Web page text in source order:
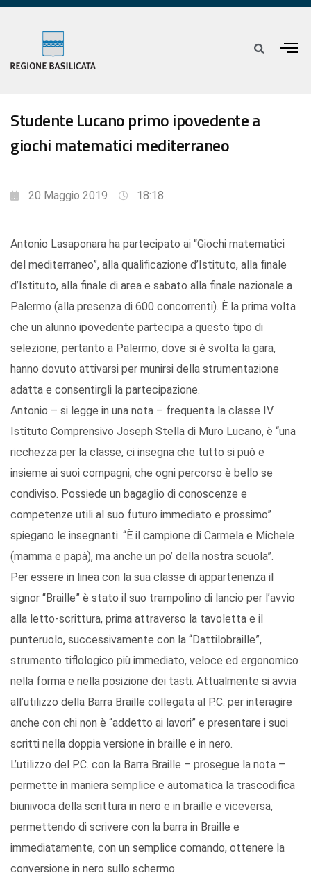
Studente Lucano primo ipovedente a
giochi matematici mediterraneo
20 Maggio 2019 18:18
Antonio Lasaponara ha partecipato ai “Giochi matematici
del mediterraneo”, alla qualificazione d’Istituto, alla finale
d’Istituto, alla finale di area e sabato alla finale nazionale a
Palermo (alla presenza di 600 concorrenti). È la prima volta
che un alunno ipovedente partecipa a questo tipo di
selezione, pertanto a Palermo, dove si è svolta la gara,
hanno dovuto attivarsi per munirsi della strumentazione
adatta e consentirgli la partecipazione.
Antonio – si legge in una nota – frequenta la classe IV
Istituto Comprensivo Joseph Stella di Muro Lucano, è “una
ricchezza per la classe, ci insegna che tutto si può e
insieme ai suoi compagni, che ogni percorso è bello se
condiviso. Possiede un bagaglio di conoscenze e
competenze utili al suo futuro immediato e prossimo”
spiegano le insegnanti. “È il campione di Carmela e Michele
(mamma e papà), ma anche un po’ della nostra scuola”.
Per essere in linea con la sua classe di appartenenza il
signor “Braille” è stato il suo trampolino di lancio per l’avvio
alla letto-scrittura, prima attraverso la tavoletta e il
punteruolo, successivamente con la “Dattilobraille”,
strumento tiflologico più immediato, veloce ed ergonomico
nella forma e nella posizione dei tasti. Attualmente si avvia
all’utilizzo della Barra Braille collegata al P.C. per interagire
anche con chi non è “addetto ai lavori” e presentare i suoi
scritti nella doppia versione in braille e in nero.
L’utilizzo del P.C. con la Barra Braille – prosegue la nota –
permette in maniera semplice e automatica la trascodifica
biunivoca della scrittura in nero e in braille e viceversa,
permettendo di scrivere con la barra in Braille e
immediatamente, con un semplice comando, ottenere la
conversione in nero sullo schermo.